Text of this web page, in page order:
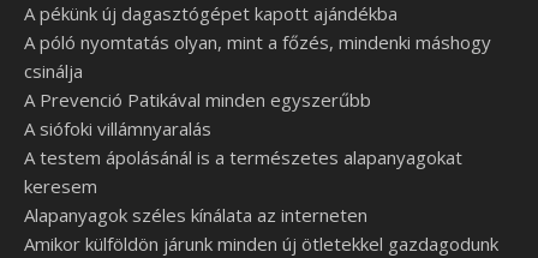
A pékünk új dagasztógépet kapott ajándékba
A póló nyomtatás olyan, mint a főzés, mindenki máshogy
csinálja
A Prevenció Patikával minden egyszerűbb
A siófoki villámnyaralás
A testem ápolásánál is a természetes alapanyagokat
keresem
Alapanyagok széles kínálata az interneten
Amikor külföldön járunk minden új ötletekkel gazdagodunk